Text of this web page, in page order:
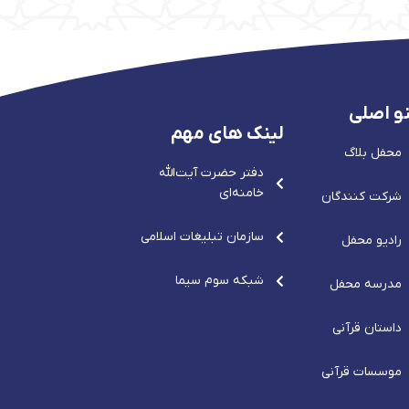
اصلی
محفل بلاگ
شرکت کنندگان
رادیو محفل
مدرسه محفل
داستان قرآنی
موسسات قرآنی
لینک های مهم
دفتر حضرت آيت‌الله‌
خامنه‌ای
سازمان تبلیغات اسلامی
شبکه سوم سیما